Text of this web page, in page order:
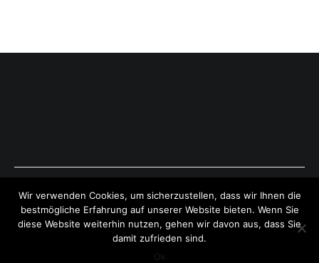
Copyright © 2026ExpressAntworten.com . All rights reserved.
Theme:Cenote by ThemeGrill. Powered byWordPress .
Wir verwenden Cookies, um sicherzustellen, dass wir Ihnen die
bestmögliche Erfahrung auf unserer Website bieten. Wenn Sie
diese Website weiterhin nutzen, gehen wir davon aus, dass Sie
damit zufrieden sind.
Ok